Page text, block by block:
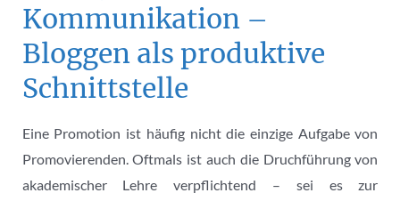
Kommunikation –
Bloggen als produktive
Schnittstelle
Eine Promotion ist häufig nicht die einzige Aufgabe von
Promovierenden. Oftmals ist auch die Druchführung von
akademischer Lehre verpflichtend – sei es zur